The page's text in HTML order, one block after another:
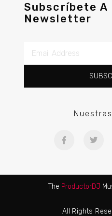
Subscríbete A
Newsletter
The ProductorDJ
All Rights